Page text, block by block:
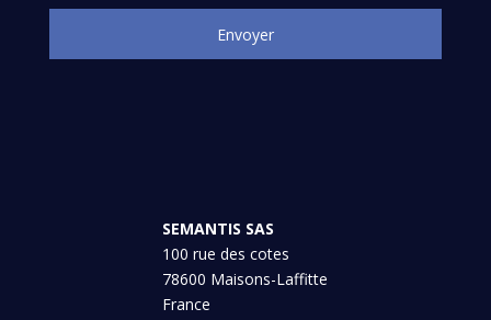
SEMANTIS SAS
100 rue des cotes
78600 Maisons-Laffitte
France